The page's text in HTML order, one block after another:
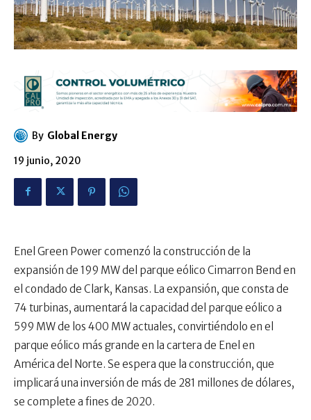
By Global Energy
19 junio, 2020
Enel Green Power comenzó la construcción de la
expansión de 199 MW del parque eólico Cimarron Bend en
el condado de Clark, Kansas. La expansión, que consta de
74 turbinas, aumentará la capacidad del parque eólico a
599 MW de los 400 MW actuales, convirtiéndolo en el
parque eólico más grande en la cartera de Enel en
América del Norte. Se espera que la construcción, que
implicará una inversión de más de 281 millones de dólares,
se complete a fines de 2020.